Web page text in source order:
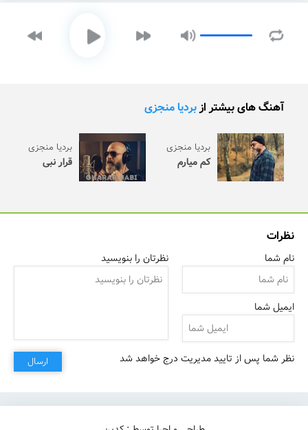
آهنگ های بیشتر ازبردیا منجزی
بردیا منجزی
کم میارم
بردیا منجزی
قرار نبی
نظرات
نام شما
ایمیل شما
نظرتان را بنویسید
نظر شما پس از تایید مدیریت درج خواهد شد ارسال